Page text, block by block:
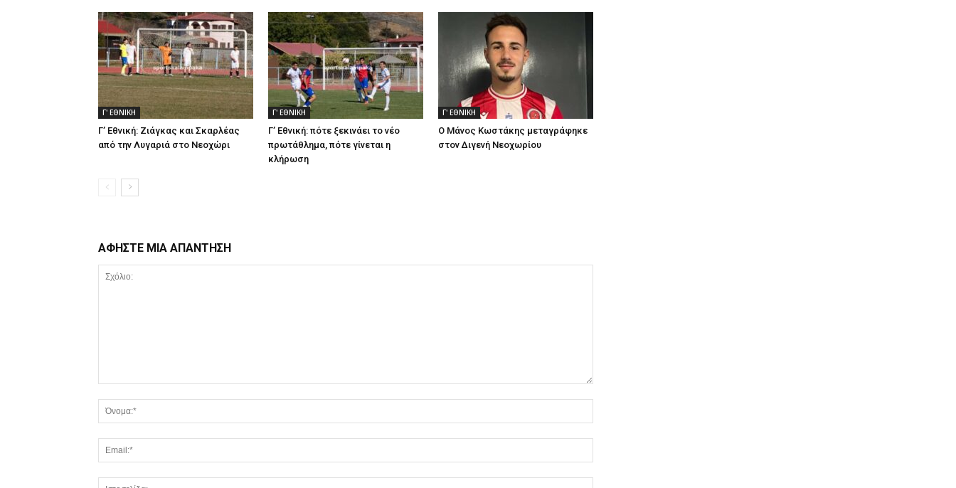
Γ' ΕΘΝΙΚΗ
Γ’ Εθνική: Ζιάγκας και Σκαρλέας
από την Λυγαριά στο Νεοχώρι
Γ' ΕΘΝΙΚΗ
Γ’ Εθνική: πότε ξεκινάει το νέο
πρωτάθλημα, πότε γίνεται η
κλήρωση
Γ' ΕΘΝΙΚΗ
Ο Μάνος Κωστάκης μεταγράφηκε
στον Διγενή Νεοχωρίου
ΑΦΗΣΤΕ ΜΙΑ ΑΠΑΝΤΗΣΗ